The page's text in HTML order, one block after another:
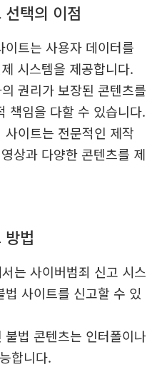
택의 이점
이트는 사용자 데이터를
시스템을 제공합니다.
권리가 보장된 콘텐츠를
책임을 다할 수 있습니다.
사이트는 전문적인 제작
상과 다양한 콘텐츠를 제
법
는 사이버범죄 신고 시스
사이트를 신고할 수 있
불법 콘텐츠는 인터폴이나
합니다.